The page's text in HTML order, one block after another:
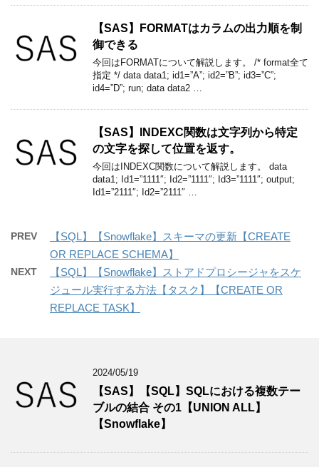
【SAS】FORMATはカラムの出力順を制
御できる
今回はFORMATについて解説します。 /* format全て
指定 */ data data1; id1=”A”; id2=”B”; id3=”C”;
id4=”D”; run; data data2 …
【SAS】INDEXC関数は文字列から特定
の文字を探して位置を返す。
今回はINDEXC関数について解説します。 data
data1; Id1=”1111″; Id2=”1111″; Id3=”1111″; output;
Id1=”2111″; Id2=”2111″ …
PREV
【SQL】【Snowflake】スキーマの更新【CREATE
OR REPLACE SCHEMA】
NEXT
【SQL】【Snowflake】ストアドプロシージャをスケ
ジュール実行する方法【タスク】【CREATE OR
REPLACE TASK】
2024/05/19
【SAS】【SQL】SQLにおける複数テー
ブルの結合 その1【UNION ALL】
【Snowflake】